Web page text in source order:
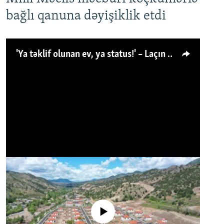
bağlı qanuna dəyişiklik etdi
'Ya təklif olunan ev, ya status!' – Laçın köçkünü: 'Laçından başqa heç hara!'
No media source currently available